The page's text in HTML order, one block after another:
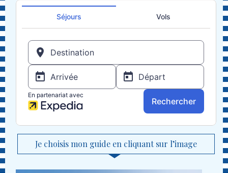
Je choisis mon guide en cliquant sur l’image